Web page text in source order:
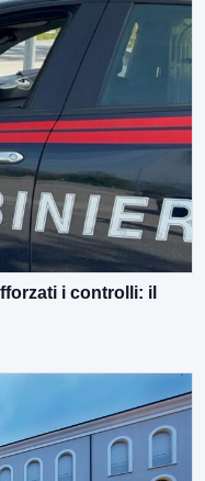
i controlli: il